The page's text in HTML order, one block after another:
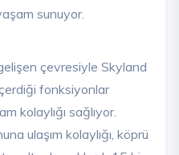
sunuyor.
çevresiyle Skyland
fonksiyonlar
kolaylığı sağlıyor.
ulaşım kolaylığı, köprü